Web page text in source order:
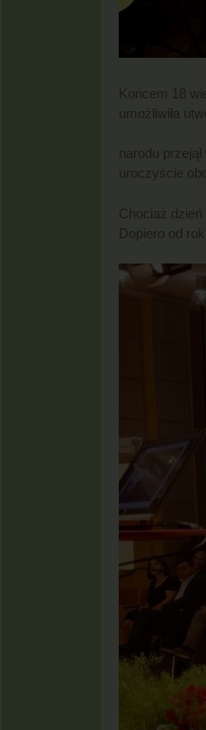
Końcem 18
umożliwiła
narodu
uroczyście
Chociaż
Dopiero od